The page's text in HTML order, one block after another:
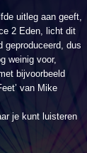
uitleg aan geeft,
2 Eden, licht dit
geproduceerd, dus
weinig voor,
bijvoorbeeld
van Mike
je kunt luisteren